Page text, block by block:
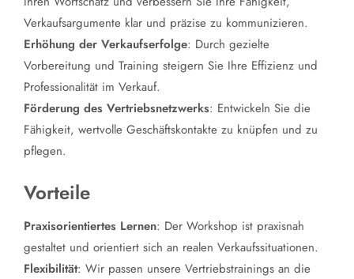
Verkaufsargumente klar und präzise zu kommunizieren.
Erhöhung der Verkaufserfolge: Durch gezielte
Vorbereitung und Training steigern Sie Ihre Effizienz und
Professionalität im Verkauf.
Förderung des Vertriebsnetzwerks: Entwickeln Sie die
Fähigkeit, wertvolle Geschäftskontakte zu knüpfen und zu
pflegen.
Vorteile
Praxisorientiertes Lernen: Der Workshop ist praxisnah
gestaltet und orientiert sich an realen Verkaufssituationen.
Flexibilität: Wir passen unsere Vertriebstrainings an die